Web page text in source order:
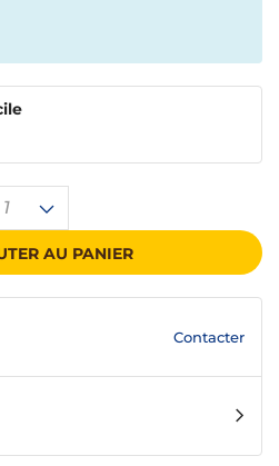
1
AU PANIER
Contacter